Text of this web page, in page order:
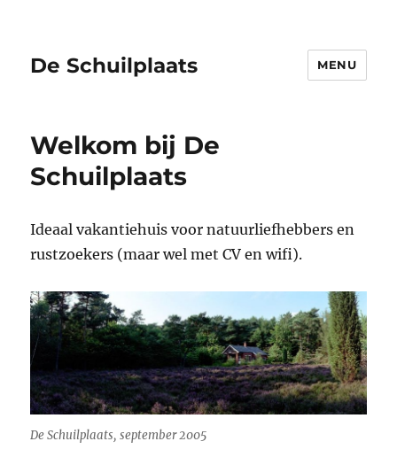
De Schuilplaats MENU
Welkom bij De
Schuilplaats
Ideaal vakantiehuis voor natuurliefhebbers en
rustzoekers (maar wel met CV en wifi).
De Schuilplaats, september 2005